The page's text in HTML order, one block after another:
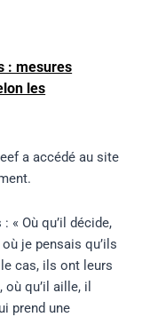
: mesures
les
a accédé au site
« Où qu’il décide,
je pensais qu’ils
cas, ils ont leurs
qu’il aille, il
prend une